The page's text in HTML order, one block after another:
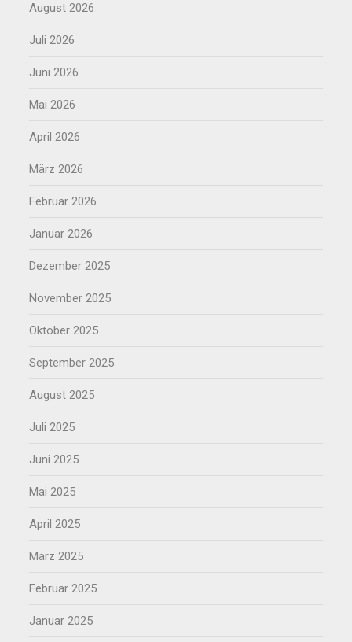
August 2026
Juli 2026
Juni 2026
Mai 2026
April 2026
März 2026
Februar 2026
Januar 2026
Dezember 2025
November 2025
Oktober 2025
September 2025
August 2025
Juli 2025
Juni 2025
Mai 2025
April 2025
März 2025
Februar 2025
Januar 2025